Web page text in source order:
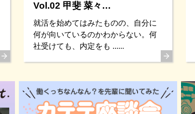
Vol.02 甲斐 菜々…
就活を始めてはみたものの、自分に
何が向いているのかわからない。何
社受けても、内定をも ......